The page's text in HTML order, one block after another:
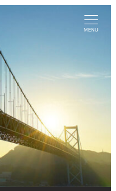
MENU